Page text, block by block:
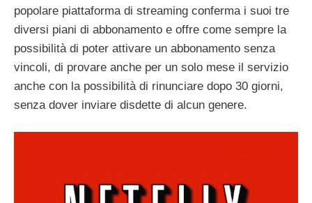
popolare piattaforma di streaming conferma i suoi tre
diversi piani di abbonamento e offre come sempre la
possibilità di poter attivare un abbonamento senza
vincoli, di provare anche per un solo mese il servizio
anche con la possibilità di rinunciare dopo 30 giorni,
senza dover inviare disdette di alcun genere.